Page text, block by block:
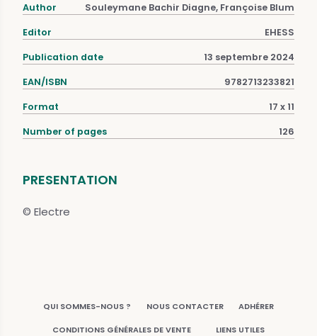
Author Souleymane Bachir Diagne, Françoise Blum
Editor EHESS
Publication date 13 septembre 2024
EAN/ISBN 9782713233821
Format 17 x 11
Number of pages 126
PRESENTATION
© Electre
QUI SOMMES-NOUS ? NOUS CONTACTER ADHÉRER
CONDITIONS GÉNÉRALES DE VENTE LIENS UTILES